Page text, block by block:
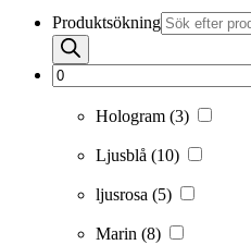
Produktsökning
Hologram (3)
Ljusblå (10)
ljusrosa (5)
Marin (8)